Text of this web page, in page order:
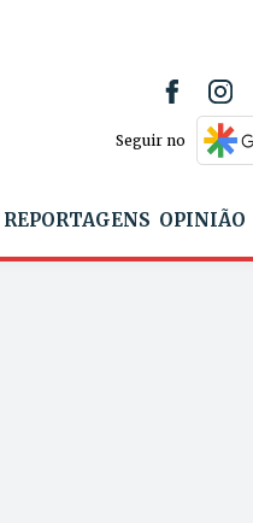
Seguir no
REPORTAGENS OPINIÃO